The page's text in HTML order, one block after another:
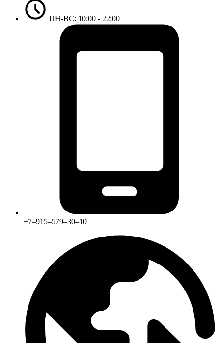
ПН-ВС: 10:00 - 22:00
+7‒915‒579‒30‒10